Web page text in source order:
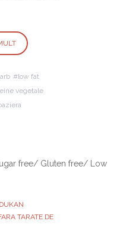
low fat
vegetale
DUKAN
TARATE DE